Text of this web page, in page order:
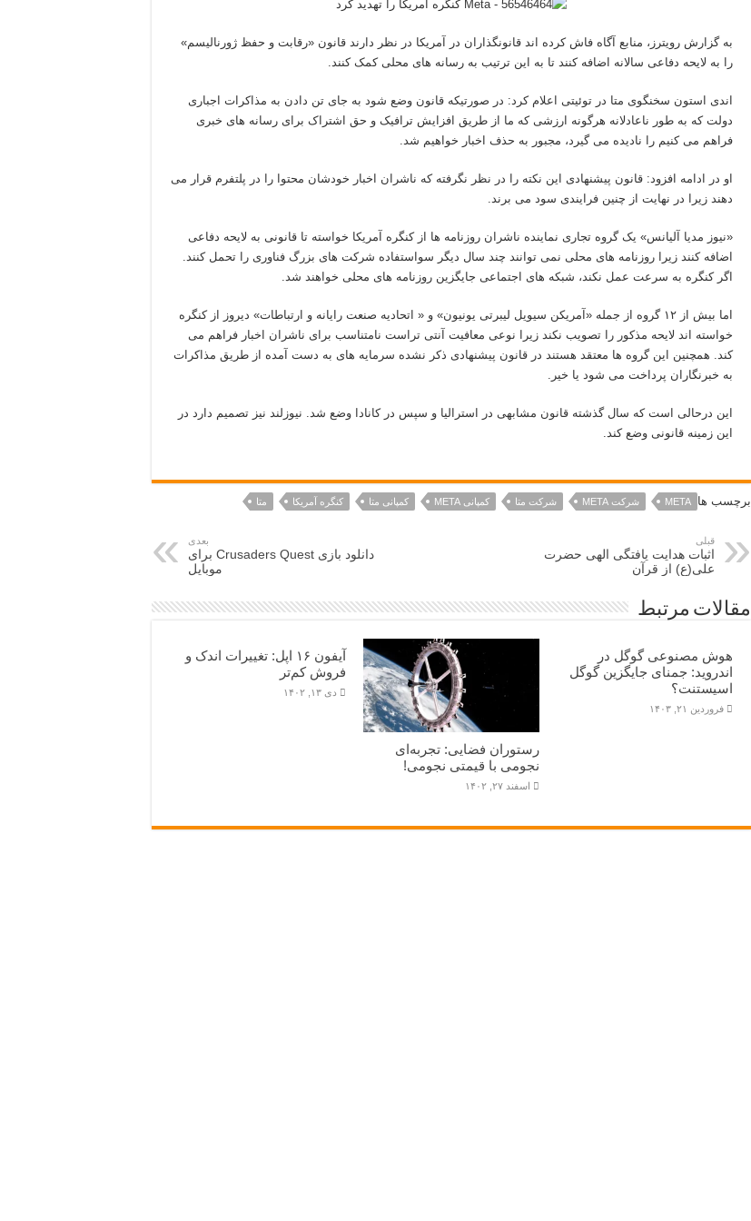
به گزارش رویترز، منابع آگاه فاش کرده اند قانونگذاران در آمریکا در نظر دارند قانون «رقابت و حفظ ژورنالیسم»
را به لایحه دفاعی سالانه اضافه کنند تا به این ترتیب به رسانه های محلی کمک کنند.
اندی استون سخنگوی متا در توئیتی اعلام کرد: در صورتیکه قانون وضع شود به جای تن دادن به مذاکرات اجباری
دولت که به طور ناعادلانه هرگونه ارزشی که ما از طریق افزایش ترافیک و حق اشتراک برای رسانه های خبری
فراهم می کنیم را نادیده می گیرد، مجبور به حذف اخبار خواهیم شد.
او در ادامه افزود: قانون پیشنهادی این نکته را در نظر نگرفته که ناشران اخبار خودشان محتوا را در پلتفرم قرار می
دهند زیرا در نهایت از چنین فرایندی سود می برند.
«نیوز مدیا آلیانس» یک گروه تجاری نماینده ناشران روزنامه ها از کنگره آمریکا خواسته تا قانونی به لایحه دفاعی
اضافه کنند زیرا روزنامه های محلی نمی توانند چند سال دیگر سواستفاده شرکت های بزرگ فناوری را تحمل کنند.
اگر کنگره به سرعت عمل نکند، شبکه های اجتماعی جایگزین روزنامه های محلی خواهند شد.
اما بیش از ۱۲ گروه از جمله «آمریکن سیویل لیبرتی یونیون» و « اتحادیه صنعت رایانه و ارتباطات» دیروز از کنگره
خواسته اند لایحه مذکور را تصویب نکند زیرا نوعی معافیت آنتی تراست نامتناسب برای ناشران اخبار فراهم می
کند. همچنین این گروه ها معتقد هستند در قانون پیشنهادی ذکر نشده سرمایه های به دست آمده از طریق مذاکرات
به خبرنگاران پرداخت می شود یا خیر.
این درحالی است که سال گذشته قانون مشابهی در استرالیا و سپس در کانادا وضع شد. نیوزلند نیز تصمیم دارد در
این زمینه قانونی وضع کند.
برچسب ها META شرکت META شرکت متا کمپانی META کمپانی متا کنگره آمریکا متا
قبلی
اثبات هدایت یافتگی الهی حضرت
علی(ع) از قرآن
بعدی
دانلود بازی Crusaders Quest برای
موبایل
مقالات مرتبط
هوش مصنوعی گوگل در
اندروید: جمنای جایگزین گوگل
اسیستنت؟
فروردین ۲۱, ۱۴۰۳
رستوران فضایی: تجربه‌ای
نجومی با قیمتی نجومی!
اسفند ۲۷, ۱۴۰۲
آیفون ۱۶ اپل: تغییرات اندک و
فروش کم‌تر
دی ۱۳, ۱۴۰۲